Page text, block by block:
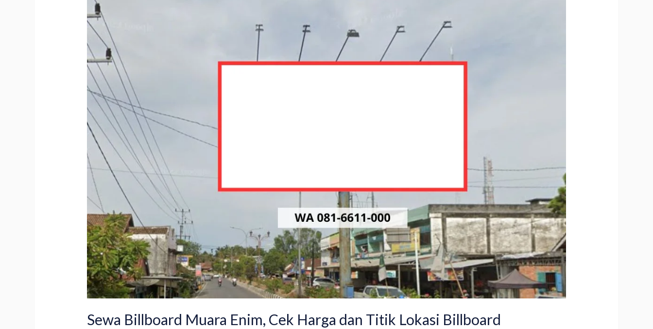
Sewa Billboard Muara Enim, Cek Harga dan Titik Lokasi Billboard
Cek
Harga
dan
Titik
Lokasi
Billboard